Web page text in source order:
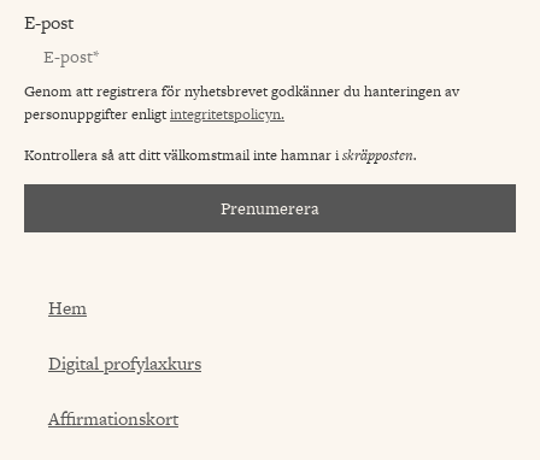
E-post
Genom att registrera för nyhetsbrevet godkänner du hanteringen av
personuppgifter enligtintegritetspolicyn.
Kontrollera så att ditt välkomstmail inte hamnar iskräpposten.
Prenumerera
Hem
Digital profylaxkurs
Affirmationskort